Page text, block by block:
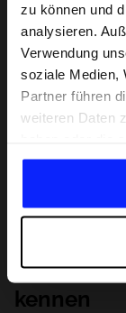
zu können und
analysieren.
Verwendung
soziale Medien,
Partner führen
weiteren Daten
gesammelt
Lernen
kennen